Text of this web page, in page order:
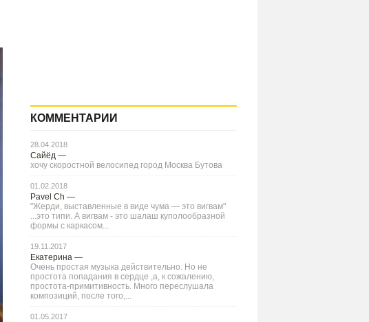
КОММЕНТАРИИ
28.04.2018
Сайёд —
хочу скоростной велосипед город Москва Бутова
01.02.2018
Pavel Ch —
"Жерди, выставленные в виде чума — это вигвам"
...это типи. А вигвам - это шалаш куполообразной
формы с каркасом...
19.11.2017
Екатерина —
Очень простая музыка действительно. Но не
простота попадания в сердце ,а, к сожалению,
простота-примитивность. Много переслушала
композиций, после того,...
01.05.2017